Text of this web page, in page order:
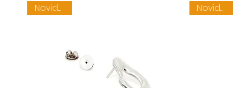
Novidade Novidade